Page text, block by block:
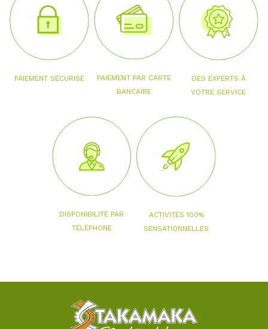
PAIEMENT SÉCURISÉ
PAIEMENT PAR CARTE
BANCAIRE
DES EXPERTS À
VOTRE SERVICE
DISPONIBILITÉ PAR
TÉLÉPHONE
ACTIVITÉS 100%
SENSATIONNELLES